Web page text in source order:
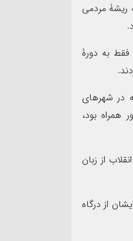
ریشۀ مردمی
فقط به دورۀ
در شهرهای
همراه بود،
از زبان
از درگاه